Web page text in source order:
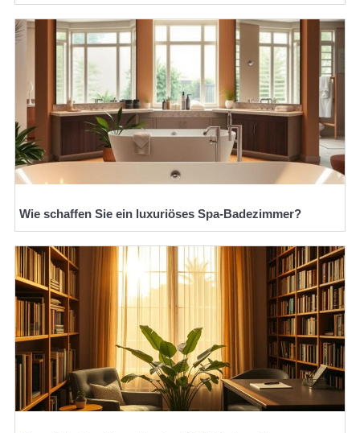
Wie schaffen Sie ein luxuriöses Spa-Badezimmer?